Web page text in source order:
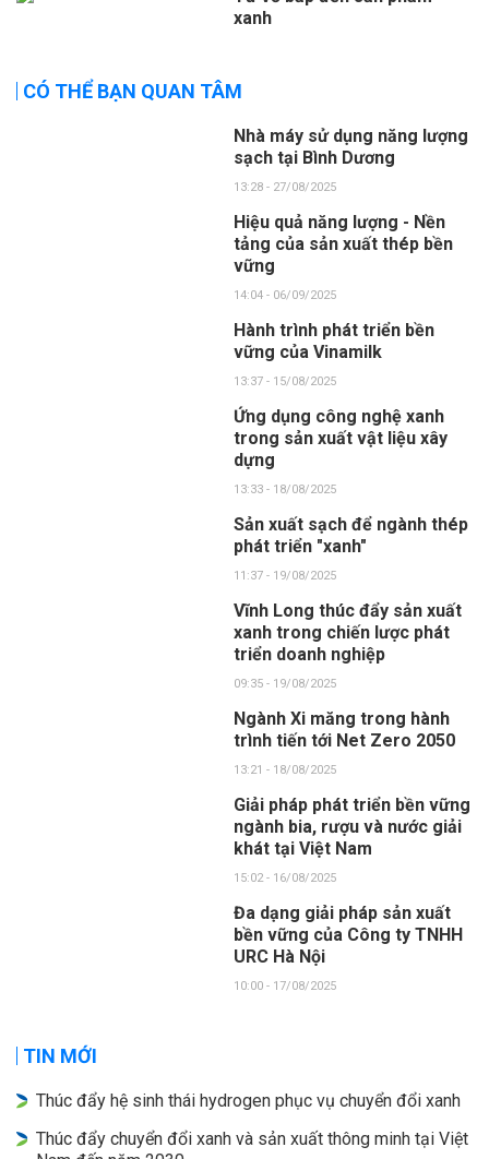
xanh
CÓ THỂ BẠN QUAN TÂM
Nhà máy sử dụng năng lượng
sạch tại Bình Dương
13:28 - 27/08/2025
Hiệu quả năng lượng - Nền
tảng của sản xuất thép bền
vững
14:04 - 06/09/2025
Hành trình phát triển bền
vững của Vinamilk
13:37 - 15/08/2025
Ứng dụng công nghệ xanh
trong sản xuất vật liệu xây
dựng
13:33 - 18/08/2025
Sản xuất sạch để ngành thép
phát triển "xanh"
11:37 - 19/08/2025
Vĩnh Long thúc đẩy sản xuất
xanh trong chiến lược phát
triển doanh nghiệp
09:35 - 19/08/2025
Ngành Xi măng trong hành
trình tiến tới Net Zero 2050
13:21 - 18/08/2025
Giải pháp phát triển bền vững
ngành bia, rượu và nước giải
khát tại Việt Nam
15:02 - 16/08/2025
Đa dạng giải pháp sản xuất
bền vững của Công ty TNHH
URC Hà Nội
10:00 - 17/08/2025
TIN MỚI
Thúc đẩy hệ sinh thái hydrogen phục vụ chuyển đổi xanh
Thúc đẩy chuyển đổi xanh và sản xuất thông minh tại Việt